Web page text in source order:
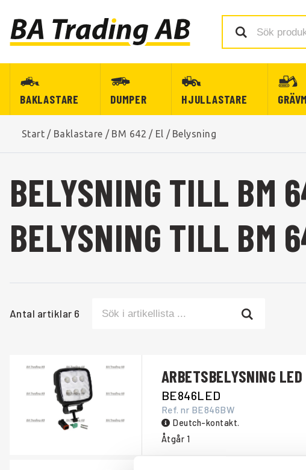
BAKLASTARE DUMPER HJULLASTARE
Start / Baklastare / BM 642 / El / Belysning
BELYSNING TILL BM
BELYSNING TILL BM
Antal artiklar 6
ARBETSBELYSNING LED
BE846LED
Ref. nr BE846BW
Deutch-kontakt.
Åtgår 1